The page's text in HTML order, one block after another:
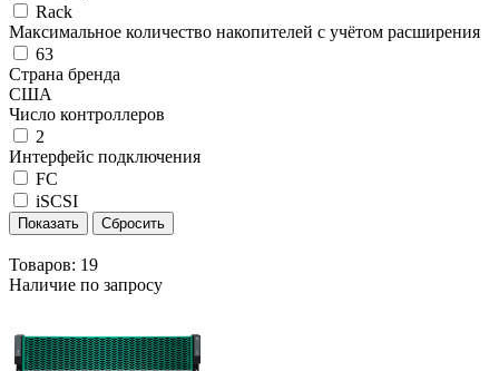
Rack
Максимальное количество накопителей с учётом расширения
63
Страна бренда
США
Число контроллеров
2
Интерфейс подключения
FC
iSCSI
Товаров: 19
Наличие по запросу